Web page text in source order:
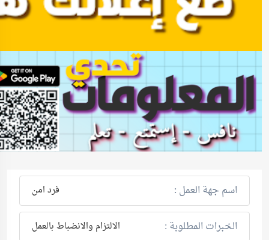
اسم جهة العمل : فرد امن
الخبرات المطلوبة : الالتزام والانضباط بالعمل